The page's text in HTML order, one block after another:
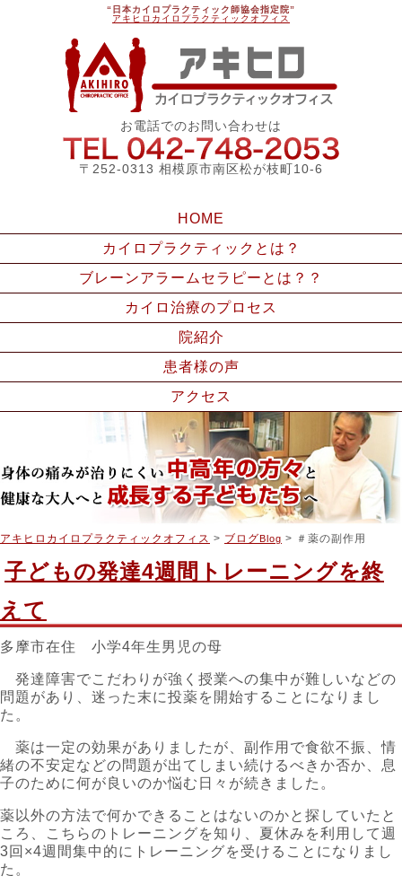
“日本カイロプラクティック師協会指定院”
アキヒロカイロプラクティックオフィス
お電話でのお問い合わせは
〒252-0313 相模原市南区松が枝町10-6
HOME
カイロプラクティックとは？
ブレーンアラームセラピーとは？？
カイロ治療のプロセス
院紹介
患者様の声
アクセス
アキヒロカイロプラクティックオフィス > ブログ Blog > ＃薬の副作用
子どもの発達4週間トレーニングを終
えて
多摩市在住 小学4年生男児の母
発達障害でこだわりが強く授業への集中が難しいなどの
問題があり、迷った末に投薬を開始することになりまし
た。
薬は一定の効果がありましたが、副作用で食欲不振、情
緒の不安定などの問題が出てしまい続けるべきか否か、息
子のために何が良いのか悩む日々が続きました。
薬以外の方法で何かできることはないのかと探していたと
ころ、こちらのトレーニングを知り、夏休みを利用して週
3回×4週間集中的にトレーニングを受けることになりまし
た。